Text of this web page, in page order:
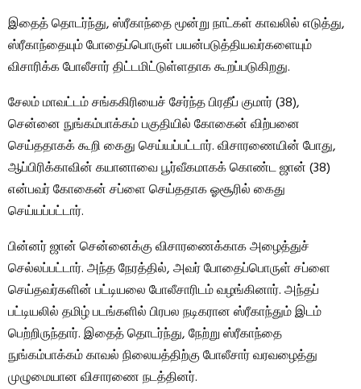
இதைத் தொடர்ந்து, ஸ்ரீகாந்தை மூன்று நாட்கள் காவலில் எடுத்து,
ஸ்ரீகாந்தையும் போதைப்பொருள் பயன்படுத்தியவர்களையும்
விசாரிக்க போலீசார் திட்டமிட்டுள்ளதாக கூறப்படுகிறது.
சேலம் மாவட்டம் சங்ககிரியைச் சேர்ந்த பிரதீப் குமார் (38),
சென்னை நுங்கம்பாக்கம் பகுதியில் கோகைன் விற்பனை
செய்ததாகக் கூறி கைது செய்யப்பட்டார். விசாரணையின் போது, ​​
ஆப்பிரிக்காவின் கயானாவை பூர்வீகமாகக் கொண்ட ஜான் (38)
என்பவர் கோகைன் சப்ளை செய்ததாக ஓசூரில் கைது
செய்யப்பட்டார்.
பின்னர் ஜான் சென்னைக்கு விசாரணைக்காக அழைத்துச்
செல்லப்பட்டார். அந்த நேரத்தில், அவர் போதைப்பொருள் சப்ளை
செய்தவர்களின் பட்டியலை போலீசாரிடம் வழங்கினார். அந்தப்
பட்டியலில் தமிழ் படங்களில் பிரபல நடிகரான ஸ்ரீகாந்தும் இடம்
பெற்றிருந்தார். இதைத் தொடர்ந்து, நேற்று ஸ்ரீகாந்தை
நுங்கம்பாக்கம் காவல் நிலையத்திற்கு போலீசார் வரவழைத்து
முழுமையான விசாரணை நடத்தினர்.